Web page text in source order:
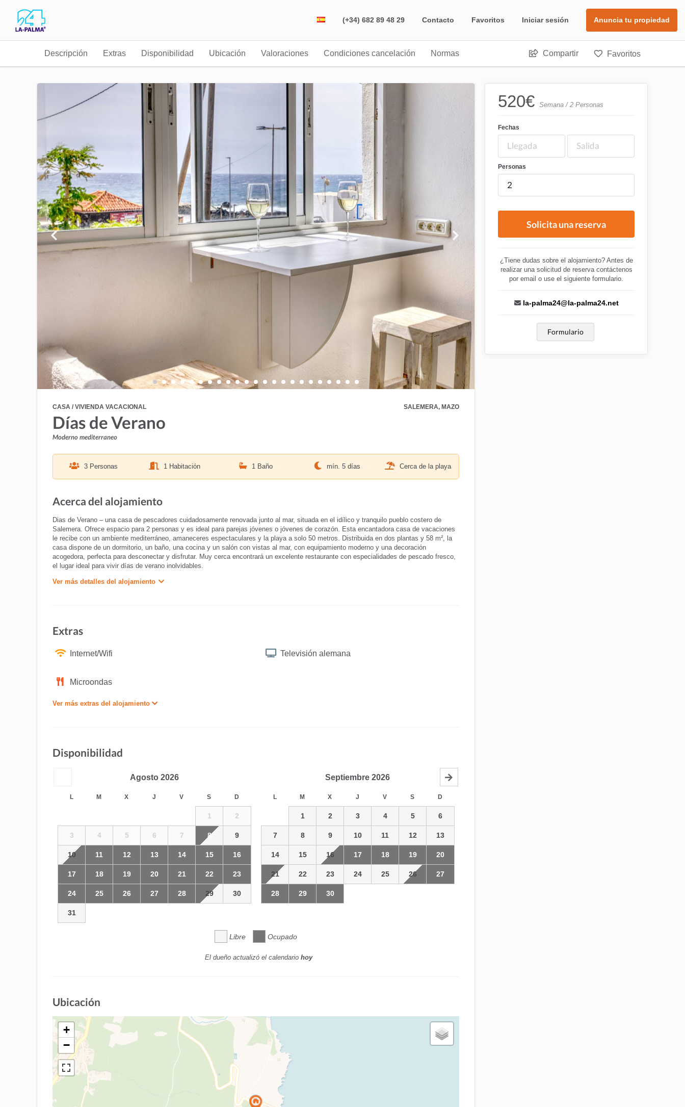
(+34) 682 89 48 29 Contacto Favoritos Iniciar sesión Anuncia tu propiedad
Descripción Extras Disponibilidad Ubicación Valoraciones Condiciones cancelación Normas Compartir Favoritos
CASA / VIVIENDA VACACIONAL SALEMERA, MAZO
Días de Verano
Moderno mediterraneo
3 Personas 1 Habitación 1 Baño mín. 5 días Cerca de la playa
Acerca del alojamiento
Dias de Verano – una casa de pescadores cuidadosamente renovada junto al mar, situada en el idílico y tranquilo pueblo costero de
Salemera. Ofrece espacio para 2 personas y es ideal para parejas jóvenes o jóvenes de corazón. Esta encantadora casa de vacaciones
le recibe con un ambiente mediterráneo, amaneceres espectaculares y la playa a solo 50 metros. Distribuida en dos plantas y 58 m², la
casa dispone de un dormitorio, un baño, una cocina y un salón con vistas al mar, con equipamiento moderno y una decoración
acogedora, perfecta para desconectar y disfrutar. Muy cerca encontrará un excelente restaurante con especialidades de pescado fresco,
el lugar ideal para vivir días de verano inolvidables.
Ver más detalles del alojamiento
Extras
Internet/Wifi Televisión alemana
Microondas
Ver más extras del alojamiento
Disponibilidad
Agosto 2026
L M X J V S D
1 2
3 4 5 6 7 8 9
10 11 12 13 14 15 16
17 18 19 20 21 22 23
24 25 26 27 28 29 30
31
Septiembre 2026
L M X J V S D
1 2 3 4 5 6
7 8 9 10 11 12 13
14 15 16 17 18 19 20
21 22 23 24 25 26 27
28 29 30
Libre Ocupado
El dueño actualizó el calendario hoy
Ubicación
+
−
520€ Semana / 2 Personas
Fechas
Personas
Solicita una reserva
¿Tiene dudas sobre el alojamiento? Antes de
realizar una solicitud de reserva contáctenos
por email o use el siguiente formulario.
la-palma24@la-palma24.net
Formulario